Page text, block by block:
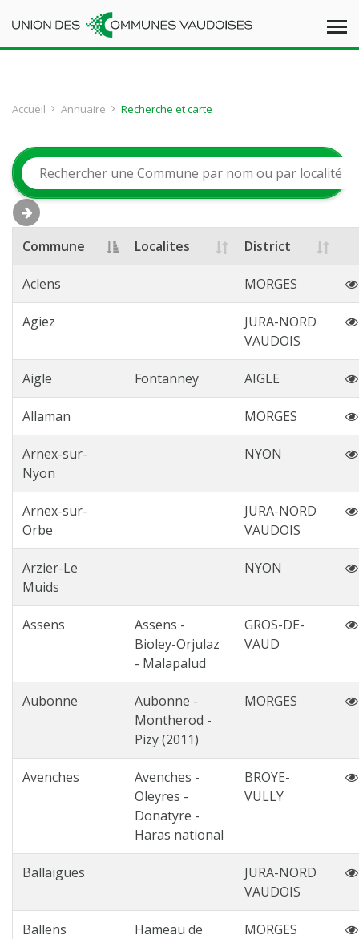
Accueil Annuaire Recherche et carte
Commune Localites District
Aclens MORGES
Agiez
JURA-NORD
VAUDOIS
Aigle Fontanney AIGLE
Allaman MORGES
Arnex-sur-
Nyon
NYON
Arnex-sur-
Orbe
JURA-NORD
VAUDOIS
Arzier-Le
Muids
NYON
Assens
Assens -
Bioley-Orjulaz
- Malapalud
GROS-DE-
VAUD
Aubonne
Aubonne -
Montherod -
Pizy (2011)
MORGES
Avenches
Avenches -
Oleyres -
Donatyre -
Haras national
BROYE-
VULLY
Ballaigues
JURA-NORD
VAUDOIS
Ballens
Hameau de
MORGES